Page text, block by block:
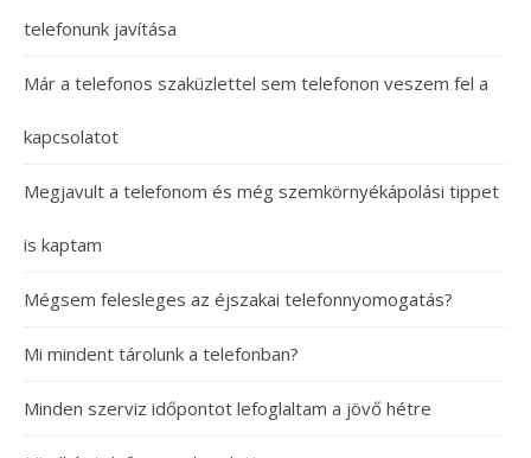
telefonunk javítása
Már a telefonos szaküzlettel sem telefonon veszem fel a
kapcsolatot
Megjavult a telefonom és még szemkörnyékápolási tippet
is kaptam
Mégsem felesleges az éjszakai telefonnyomogatás?
Mi mindent tárolunk a telefonban?
Minden szerviz időpontot lefoglaltam a jövő hétre